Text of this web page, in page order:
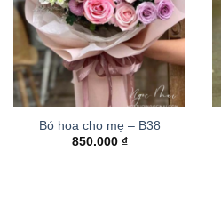
Bó hoa cho mẹ – B38
850.000 ₫